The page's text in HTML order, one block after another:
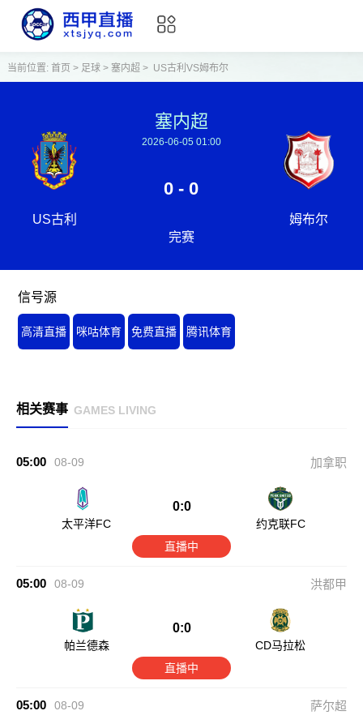
当前位置: 首页 > 足球> 塞内超 > US古利VS姆布尔
US古利
塞内超
2026-06-05 01:00
0 - 0
完赛
姆布尔
信号源
高清直播 咪咕体育 免费直播 腾讯体育
相关赛事 GAMES LIVING
05:00 08-09 加拿职
太平洋FC
0:0
约克联FC
直播中
05:00 08-09 洪都甲
帕兰德森
0:0
CD马拉松
直播中
05:00 08-09 萨尔超